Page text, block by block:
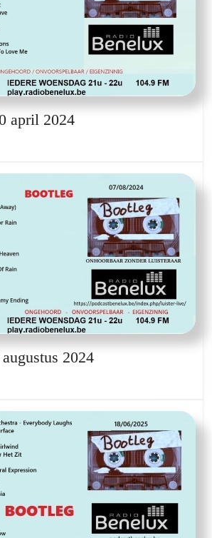
april 2024Bootleg
april
2024Bootleg
augustus
2024